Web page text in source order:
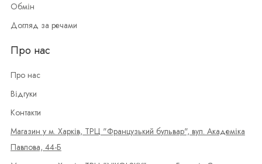
Обмін
Догляд за речами
Про нас
Про нас
Відгуки
Контакти
Магазин у м. Харків, ТРЦ "Французький бульвар", вул. Академіка
Павлова, 44-Б